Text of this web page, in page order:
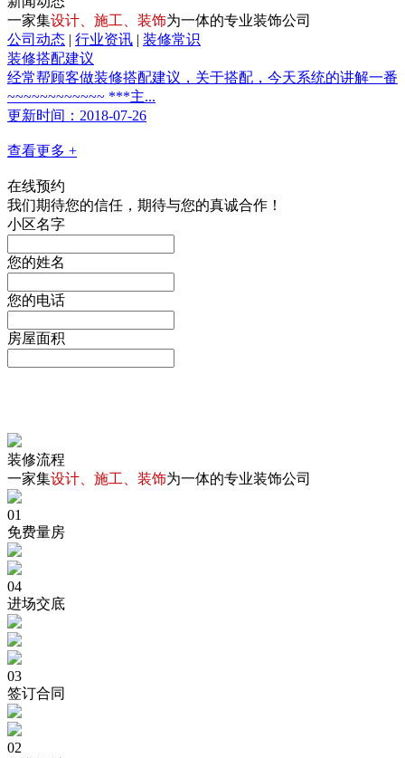
一家集设计、施工、装饰为一体的专业装饰公司
公司动态 | 行业资讯 | 装修常识
装修搭配建议
经常帮顾客做装修搭配建议，关于搭配，今天系统的讲解一番
~~~~~~~~~~~~ ***主...
更新时间：2018-07-26
查看更多 +
在线预约
我们期待您的信任，期待与您的真诚合作！
小区名字
您的姓名
您的电话
房屋面积
装修流程
一家集设计、施工、装饰为一体的专业装饰公司
01
免费量房
04
进场交底
03
签订合同
02